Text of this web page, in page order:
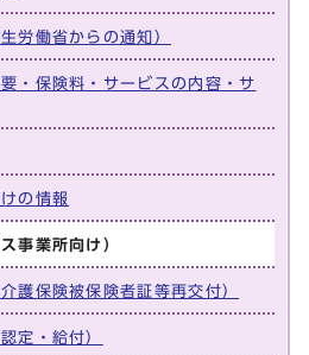
労働省からの通知）
・保険料・サービスの内容・サ
の情報
事業所向け）
護保険被保険者証等再交付）
定・給付）